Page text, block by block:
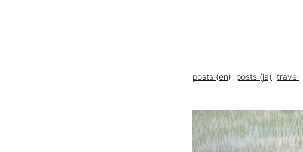
posts (en) posts (ja) travel